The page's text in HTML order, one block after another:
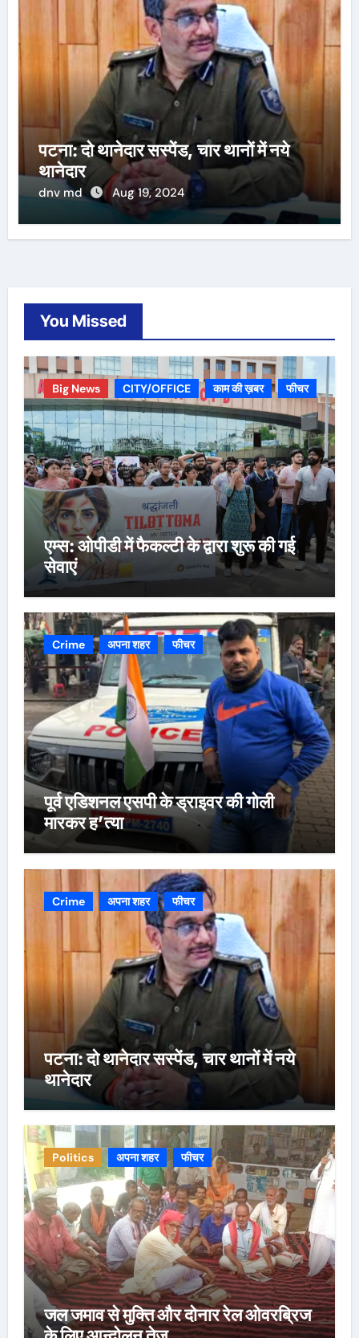
पटना: दो थानेदार सस्पेंड, चार थानों में नये
थानेदार
dnv md Aug 19, 2024
You Missed
Big News CITY/OFFICE काम की ख़बर फीचर
एम्स: ओपीडी में फैकल्टी के द्वारा शुरू की गई
सेवाएं
Crime अपना शहर फीचर
पूर्व एडिशनल एसपी के ड्राइवर की गोली
मारकर ह’त्या
Crime अपना शहर फीचर
पटना: दो थानेदार सस्पेंड, चार थानों में नये
थानेदार
Politics अपना शहर फीचर
जल जमाव से मुक्ति और दोनार रेल ओवरब्रिज